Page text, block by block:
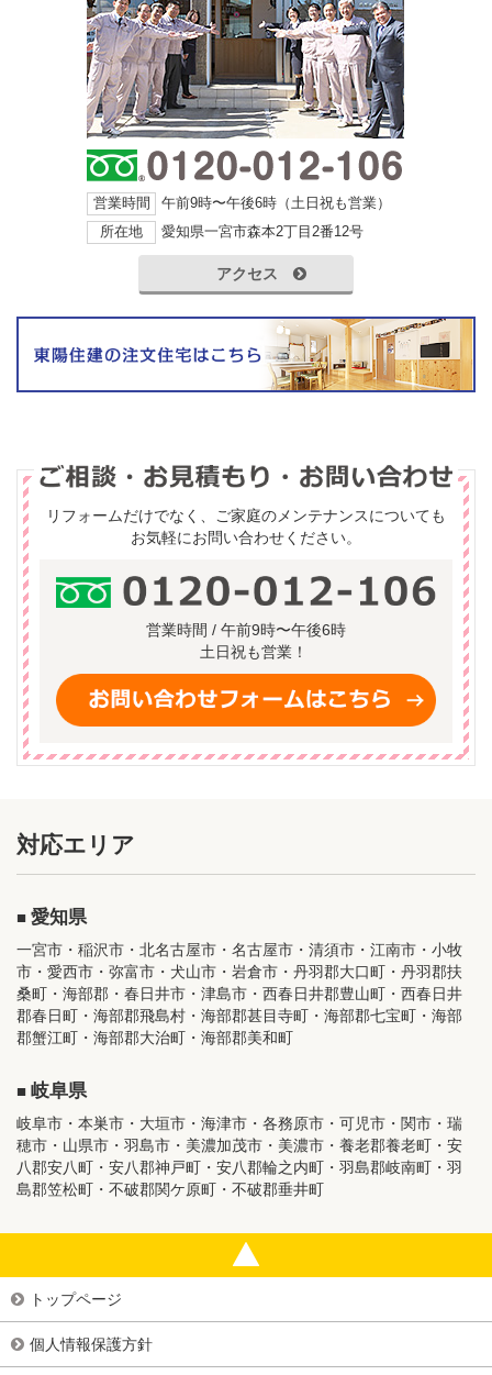
営業時間
午前9時〜午後6時（土日祝も営業）
所在地
愛知県一宮市森本2丁目2番12号
アクセス
リフォームだけでなく、ご家庭のメンテナンスについても
お気軽にお問い合わせください。
営業時間 / 午前9時〜午後6時
土日祝も営業！
対応エリア
愛知県
一宮市・稲沢市・北名古屋市・名古屋市・清須市・江南市・小牧
市・愛西市・弥富市・犬山市・岩倉市・丹羽郡大口町・丹羽郡扶
桑町・海部郡・春日井市・津島市・西春日井郡豊山町・西春日井
郡春日町・海部郡飛島村・海部郡甚目寺町・海部郡七宝町・海部
郡蟹江町・海部郡大治町・海部郡美和町
岐阜県
岐阜市・本巣市・大垣市・海津市・各務原市・可児市・関市・瑞
穂市・山県市・羽島市・美濃加茂市・美濃市・養老郡養老町・安
八郡安八町・安八郡神戸町・安八郡輪之内町・羽島郡岐南町・羽
島郡笠松町・不破郡関ケ原町・不破郡垂井町
トップページ
個人情報保護方針